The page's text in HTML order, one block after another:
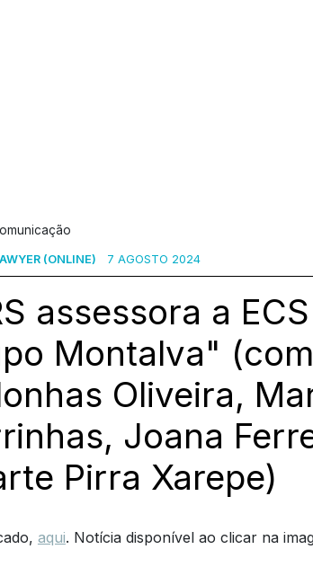
(ONLINE) 7 AGOSTO 2024
assessora a
Montalva"
Oliveira,
Joana
Pirra Xarepe)
aqui. Notícia disponível ao clicar na